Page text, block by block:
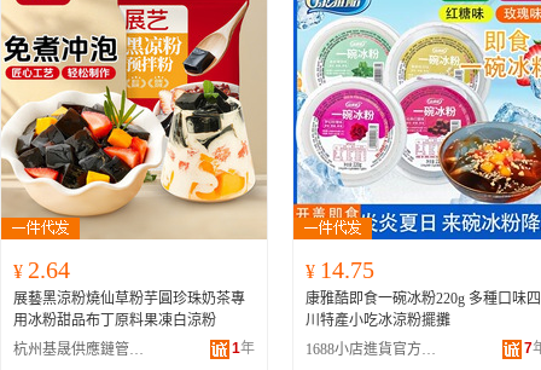
¥ 2.64
展藝黑涼粉燒仙草粉芋圓珍珠奶茶專
用冰粉甜品布丁原料果凍白涼粉
杭州基晟供應鏈管理有限公司
1年
¥ 14.75
康雅酷即食一碗冰粉220g 多種口味四
川特產小吃冰涼粉擺攤
1688小店進貨官方供應鏈
7